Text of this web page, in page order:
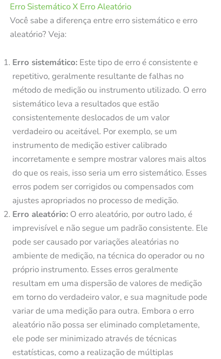
Erro Sistemático X Erro Aleatório
Você sabe a diferença entre erro sistemático e erro
aleatório? Veja:
Erro sistemático: Este tipo de erro é consistente e
repetitivo, geralmente resultante de falhas no
método de medição ou instrumento utilizado. O erro
sistemático leva a resultados que estão
consistentemente deslocados de um valor
verdadeiro ou aceitável. Por exemplo, se um
instrumento de medição estiver calibrado
incorretamente e sempre mostrar valores mais altos
do que os reais, isso seria um erro sistemático. Esses
erros podem ser corrigidos ou compensados com
ajustes apropriados no processo de medição.
Erro aleatório: O erro aleatório, por outro lado, é
imprevisível e não segue um padrão consistente. Ele
pode ser causado por variações aleatórias no
ambiente de medição, na técnica do operador ou no
próprio instrumento. Esses erros geralmente
resultam em uma dispersão de valores de medição
em torno do verdadeiro valor, e sua magnitude pode
variar de uma medição para outra. Embora o erro
aleatório não possa ser eliminado completamente,
ele pode ser minimizado através de técnicas
estatísticas, como a realização de múltiplas